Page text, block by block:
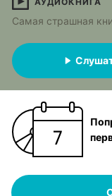
Самая страшная